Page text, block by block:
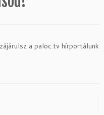
a paloc.tv hírportálunk